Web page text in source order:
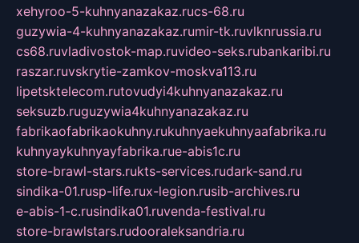
xehyroo-5-kuhnyanazakaz.rucs-68.ru
guzywia-4-kuhnyanazakaz.rumir-tk.ruvlknrussia.ru
cs68.ruvladivostok-map.ruvideo-seks.rubankaribi.ru
raszar.ruvskrytie-zamkov-moskva113.ru
lipetsktelecom.rutovudyi4kuhnyanazakaz.ru
seksuzb.ruguzywia4kuhnyanazakaz.ru
fabrikaofabrikaokuhny.rukuhnyaekuhnyaafabrika.ru
kuhnyaykuhnyayfabrika.rue-abis1c.ru
store-brawl-stars.rukts-services.rudark-sand.ru
sindika-01.rusp-life.rux-legion.rusib-archives.ru
e-abis-1-c.rusindika01.ruvenda-festival.ru
store-brawlstars.rudooraleksandria.ru